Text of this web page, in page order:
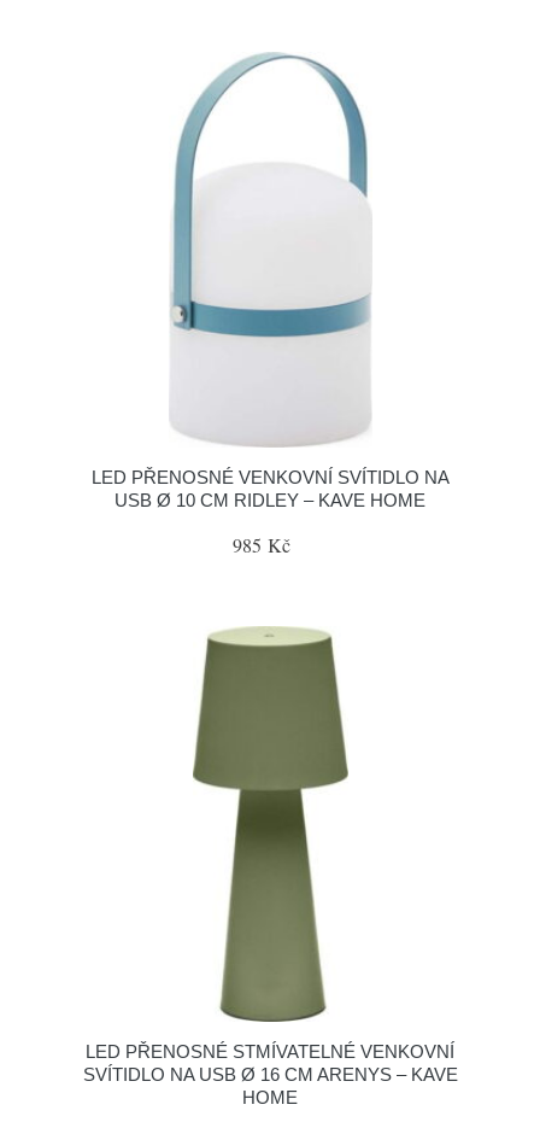
LED PŘENOSNÉ VENKOVNÍ SVÍTIDLO NA
USB Ø 10 CM RIDLEY – KAVE HOME
985 Kč
LED PŘENOSNÉ STMÍVATELNÉ VENKOVNÍ
SVÍTIDLO NA USB Ø 16 CM ARENYS – KAVE
HOME